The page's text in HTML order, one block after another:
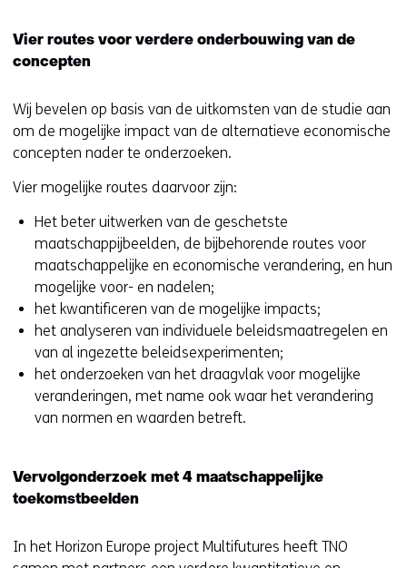
Vier routes voor verdere onderbouwing van de
concepten
Wij bevelen op basis van de uitkomsten van de studie aan
om de mogelijke impact van de alternatieve economische
concepten nader te onderzoeken.
Vier mogelijke routes daarvoor zijn:
Het beter uitwerken van de geschetste
maatschappijbeelden, de bijbehorende routes voor
maatschappelijke en economische verandering, en hun
mogelijke voor- en nadelen;
het kwantificeren van de mogelijke impacts;
het analyseren van individuele beleidsmaatregelen en
van al ingezette beleidsexperimenten;
het onderzoeken van het draagvlak voor mogelijke
veranderingen, met name ook waar het verandering
van normen en waarden betreft.
Vervolgonderzoek met 4 maatschappelijke
toekomstbeelden
In het Horizon Europe project Multifutures heeft TNO